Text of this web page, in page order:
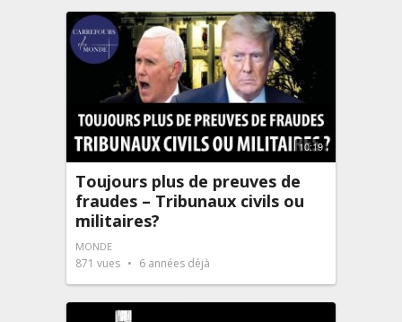
10:19
Toujours plus de preuves de
fraudes – Tribunaux civils ou
militaires?
MONDE
871 vues 6 années déjà